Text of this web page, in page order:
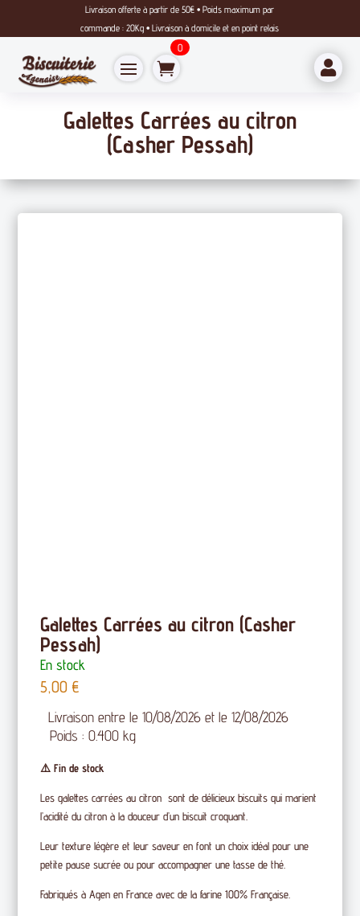
Livraison offerte à partir de 50€ • Poids maximum par
commande : 20Kg • Livraison à domicile et en point relais
0

Galettes Carrées au citron
(Casher Pessah)
Galettes Carrées au citron (Casher
Pessah)
En stock
5,00€
Livraison entre le 10/08/2026 et le 12/08/2026
Poids : 0.400 kg
⚠️ Fin de stock
Les galettes carrées au citron sont de délicieux biscuits qui marient
l’acidité du citron à la douceur d’un biscuit croquant.
Leur texture légère et leur saveur en font un choix idéal pour une
petite pause sucrée ou pour accompagner une tasse de thé.
Fabriqués à Agen en France avec de la farine 100% Française.